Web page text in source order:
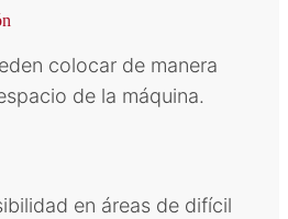
colocar de manera
de la máquina.
en áreas de difícil